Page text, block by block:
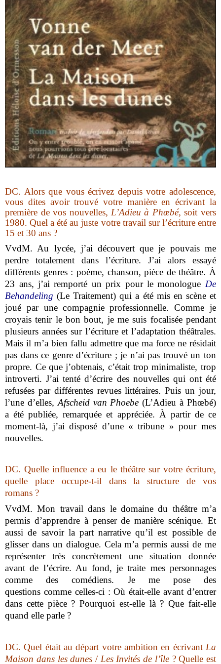
DC. Alors que vous écrivez depuis votre adolescence,
vous dites avoir trouvé votre manière en écrivant la
première de vos nouvelles, L’Adieu à Phœbé, soit vers
1980. Quel a été au juste votre travail sur l’écriture entre
15 et 30 ans ?
VvdM. Au lycée, j’ai découvert que je pouvais me
perdre totalement dans l’écriture. J’ai alors essayé
différents genres : poème, chanson, pièce de théâtre. À
23 ans, j’ai remporté un prix pour le monologue De
Behandeling (Le Traitement) qui a été mis en scène et
joué par une compagnie professionnelle. Comme je
croyais tenir le bon bout, je me suis focalisée pendant
plusieurs années sur l’écriture et l’adaptation théâtrales.
Mais il m’a bien fallu admettre que ma force ne résidait
pas dans ce genre d’écriture ; je n’ai pas trouvé un ton
propre. Ce que j’obtenais, c’était trop minimaliste, trop
introverti. J’ai tenté d’écrire des nouvelles qui ont été
refusées par différentes revues littéraires. Puis un jour,
l’une d’elles, Afscheid van Phoebe (L’Adieu à Phœbé)
a été publiée, remarquée et appréciée. À partir de ce
moment-là, j’ai disposé d’une « tribune » pour mes
nouvelles.
DC. Quelle influence a eu le théâtre sur votre écriture,
quelle place occupe-t-il dans la structure de vos
romans ?
VvdM. Mon travail dans le domaine du théâtre m’a
permis d’apprendre à penser de manière scénique. Et
aussi de savoir la part narrative qu’il est possible de
glisser dans un dialogue. Cela m’a permis aussi de me
représenter très concrètement une situation donnée
avant de l’écrire. Au fond, je traite mes personnages
comme des comédiens. Je me pose des
questions comme celles-ci : Où était-elle avant d’entrer
dans cette pièce ? Pourquoi est-elle là ? Que fait-elle
quand elle parle ?
DC. Quel était au départ votre ambition en écrivant La
Maison dans les dunes / Les Invités de l’île ? Quelle est